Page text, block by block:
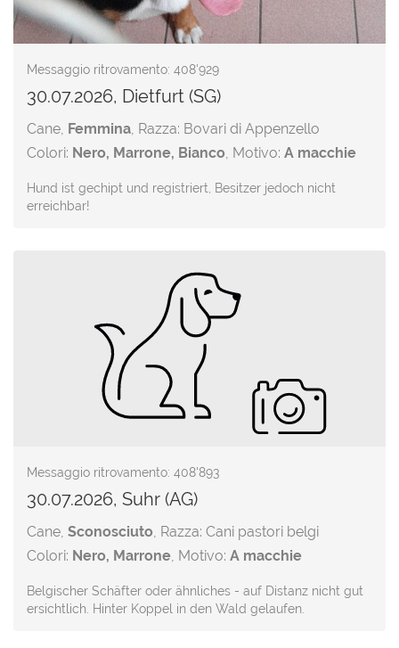
Messaggio ritrovamento: 408'929
30.07.2026, Dietfurt (SG)
Cane, Femmina, Razza: Bovari di Appenzello
Colori: Nero, Marrone, Bianco, Motivo: A macchie
Hund ist gechipt und registriert, Besitzer jedoch nicht
erreichbar!
Messaggio ritrovamento: 408'893
30.07.2026, Suhr (AG)
Cane, Sconosciuto, Razza: Cani pastori belgi
Colori: Nero, Marrone, Motivo: A macchie
Belgischer Schäfter oder ähnliches - auf Distanz nicht gut
ersichtlich. Hinter Koppel in den Wald gelaufen.